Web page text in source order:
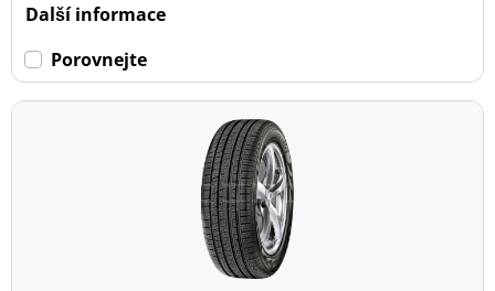
Další informace
Porovnejte